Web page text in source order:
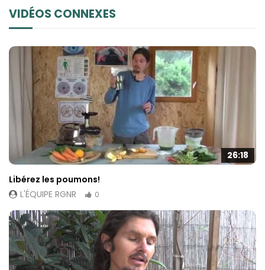
VIDÉOS CONNEXES
26:18
Libérez les poumons!
L'ÉQUIPE RGNR
0